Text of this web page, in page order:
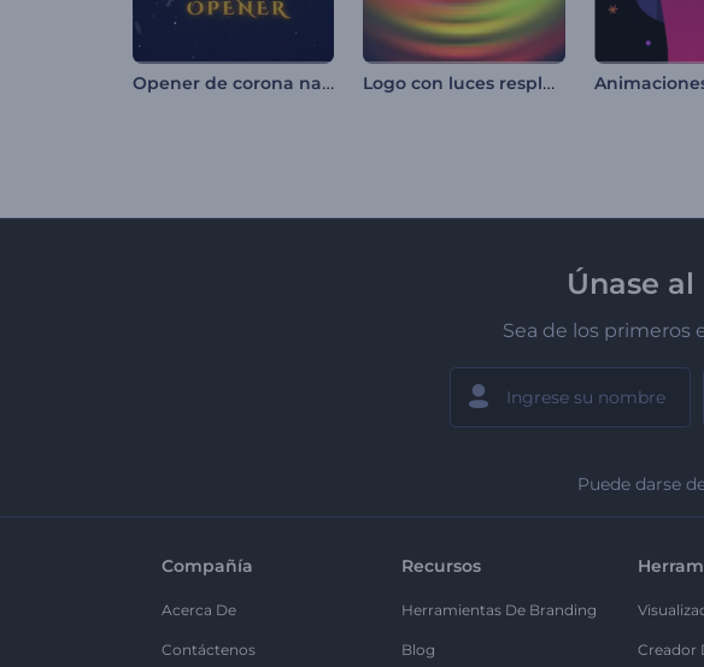
Opener de corona navideña Logo con luces resplandecientes
Únase
Sea de los primeros
Puede darse
Compañía
Acerca De
Contáctenos
Recursos
Herramientas De Branding
Blog Creador